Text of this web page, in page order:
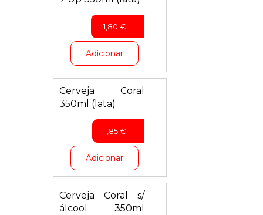
1,80 €
Adicionar
Cerveja Coral
350ml (lata)
1,85€
Adicionar
Cerveja Coral s/
álcool 350ml